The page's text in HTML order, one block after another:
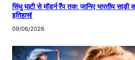
सिंधु घाटी से मॉडर्न रैंप तक: जानिए भारतीय
इतिहास!
09/06/2026